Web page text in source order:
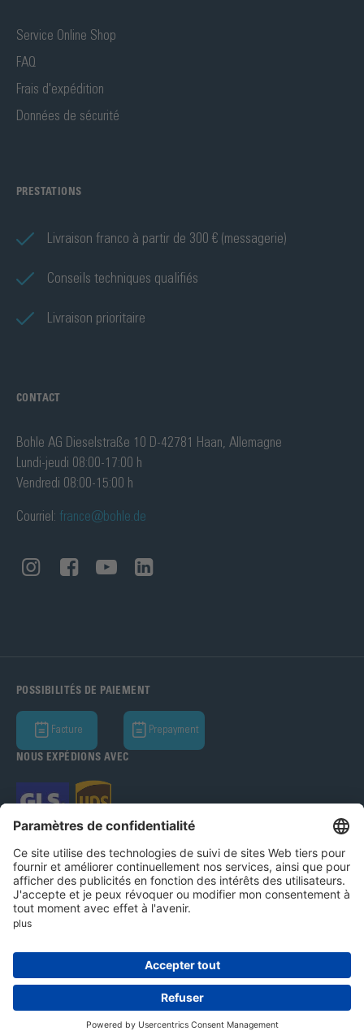
Service Online Shop
FAQ
Frais d'expédition
Données de sécurité
PRESTATIONS
Livraison franco à partir de 300 € (messagerie)
Conseils techniques qualifiés
Livraison prioritaire
CONTACT
Bohle AG Dieselstraße 10 D-42781 Haan, Allemagne
Lundi-jeudi 08:00-17:00 h
Vendredi 08:00-15:00 h
Courriel: france@bohle.de
POSSIBILITÉS DE PAIEMENT
Facture Prepayment
NOUS EXPÉDIONS AVEC
Bohle AG 2026
Système d'alerte
CGV